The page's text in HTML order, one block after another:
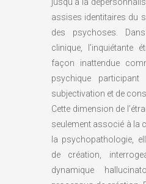
assises identitaires du
des psychoses.
clinique, l’inquiétante
façon inattendue
psychique
subjectivation et de
Cette dimension de
seulement associé à la
la psychopathologie,
de création,
dynamique